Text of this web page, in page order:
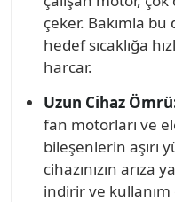
düşürmek için
Klima Servisi.
sunmasını
havadan yeterli
hava üflemeye
Servisi olarak, kışa
de güvenli bir şekilde
altına alırız.
çeker. Bakımla
hedef sıcaklığa
harcar.
Uzun Cihaz
fan motorları ve
bileşenlerin aşırı
cihazınızın
indirir ve